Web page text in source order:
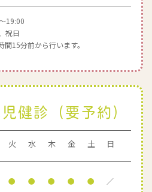
19:00
祝日
15分前から行います。
健診（要予約）
火 水 木 金 土 日
● ● ● ● ● ／